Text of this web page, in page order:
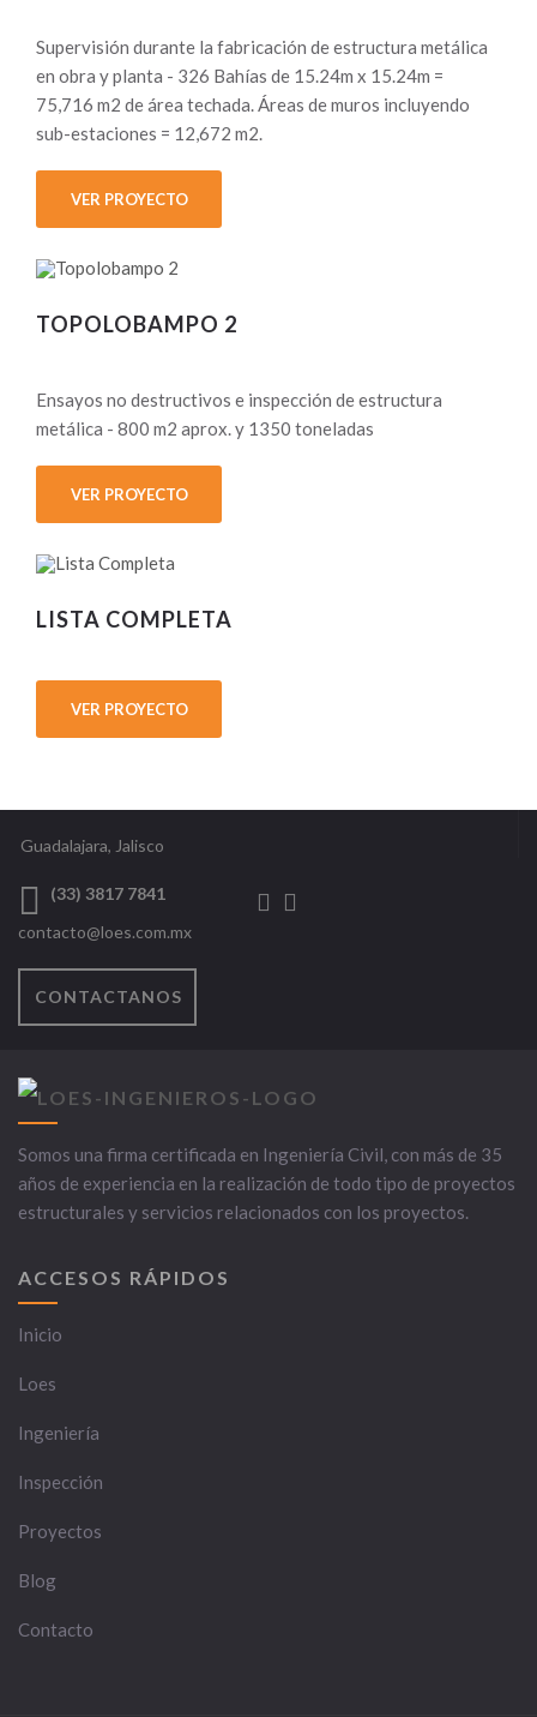
Supervisión durante la fabricación de estructura metálica
en obra y planta - 326 Bahías de 15.24m x 15.24m =
75,716 m2 de área techada. Áreas de muros incluyendo
sub-estaciones = 12,672 m2.
VER PROYECTO
TOPOLOBAMPO 2
Ensayos no destructivos e inspección de estructura
metálica - 800 m2 aprox. y 1350 toneladas
VER PROYECTO
LISTA COMPLETA
VER PROYECTO
Guadalajara, Jalisco
(33) 3817 7841
contacto@loes.com.mx
CONTACTANOS
Somos una firma certificada en Ingeniería Civil, con más de 35
años de experiencia en la realización de todo tipo de proyectos
estructurales y servicios relacionados con los proyectos.
ACCESOS RÁPIDOS
Inicio
Loes
Ingeniería
Inspección
Proyectos
Blog
Contacto